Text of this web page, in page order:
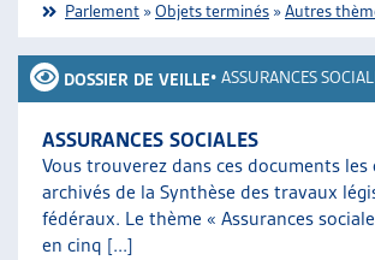
Parlement »Objets terminés »Autres
DOSSIER DE VEILLE• ASSURANCES
ASSURANCES SOCIALES
Vous trouverez dans ces documents les
archivés de la Synthèse des travaux
fédéraux. Le thème « Assurances
en cinq [...]